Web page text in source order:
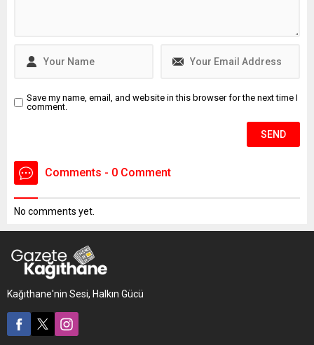
intiharımı erteledim" yazılı
Save my name, email, and website in this browser for the next time I
comment.
Comments - 0 Comment
No comments yet.
Kağıthane'nin Sesi, Halkın Gücü